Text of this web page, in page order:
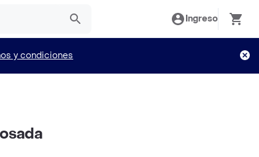
Ingreso
y condiciones